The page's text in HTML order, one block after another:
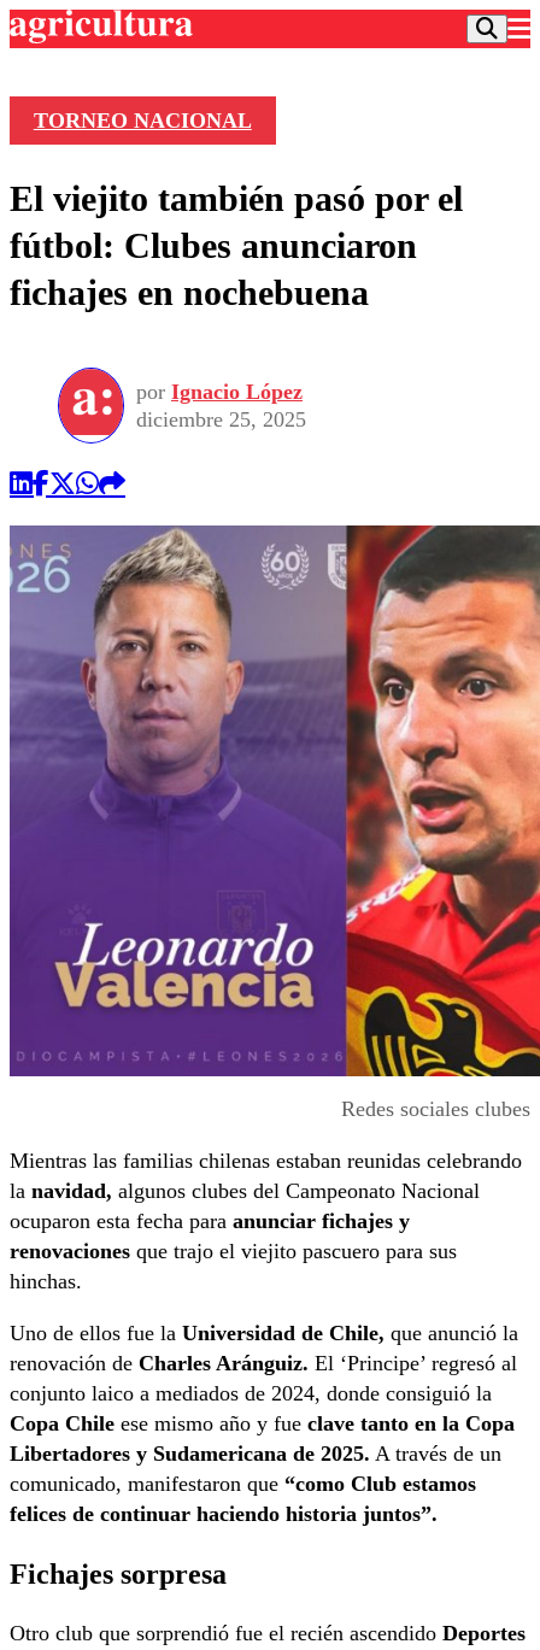
Frecuencias
Agricultura TV
Deportes
Colo Colo
Seleccion Chilena
Torneo Internacional
Universidad de Chile
Entretención
Economía
Internacional
Sustentabilidad
Publicaciones en medios
Opinión
TORNEO NACIONAL
El viejito también pasó por el
fútbol: Clubes anunciaron
fichajes en nochebuena
por Ignacio López
diciembre 25, 2025
Redes sociales clubes
Mientras las familias chilenas estaban reunidas celebrando
la navidad, algunos clubes del Campeonato Nacional
ocuparon esta fecha para anunciar fichajes y
renovaciones que trajo el viejito pascuero para sus
hinchas.
Uno de ellos fue la Universidad de Chile, que anunció la
renovación de Charles Aránguiz. El ‘Principe’ regresó al
conjunto laico a mediados de 2024, donde consiguió la
Copa Chile ese mismo año y fue clave tanto en la Copa
Libertadores y Sudamericana de 2025. A través de un
comunicado, manifestaron que “como Club estamos
felices de continuar haciendo historia juntos”.
Fichajes sorpresa
Otro club que sorprendió fue el recién ascendido Deportes